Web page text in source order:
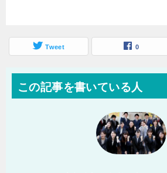
Tweet 0
この記事を書いている人